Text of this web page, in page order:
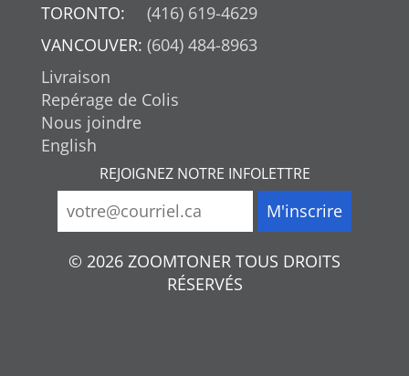
TORONTO:
(416) 619-4629
VANCOUVER: (604) 484-8963
Livraison
Repérage de Colis
Nous joindre
English
REJOIGNEZ NOTRE INFOLETTRE
© 2026 ZOOMTONER TOUS DROITS
RÉSERVÉS